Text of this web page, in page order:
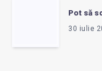
Pot să
30 iulie